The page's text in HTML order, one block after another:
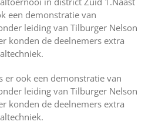
een demonstratie van
leiding van Tilburger Nelson
konden de deelnemers extra
er ook een demonstratie van
leiding van Tilburger Nelson
konden de deelnemers extra